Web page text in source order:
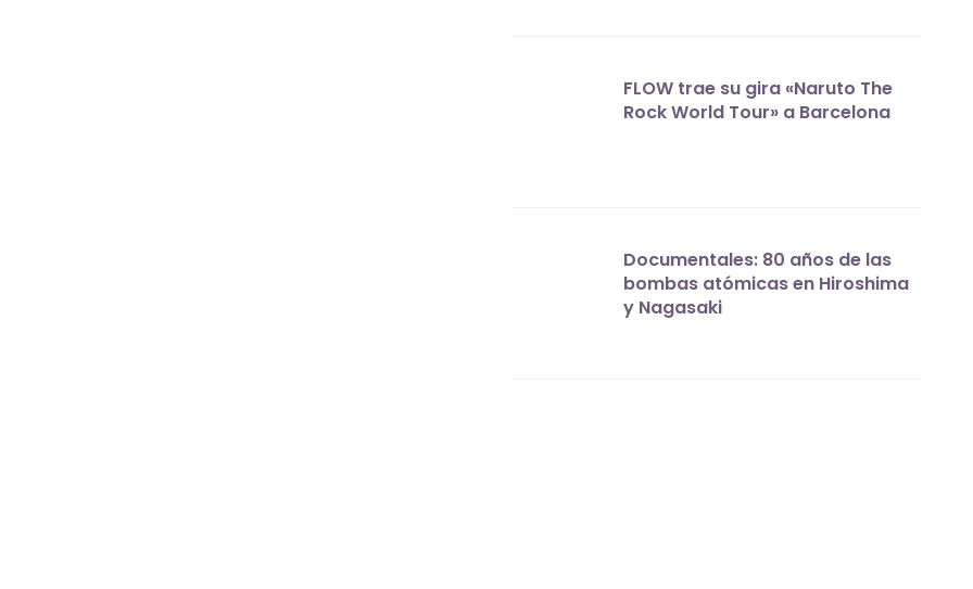
FLOW trae su gira «Naruto The
Rock World Tour» a Barcelona
Documentales: 80 años de las
bombas atómicas en Hiroshima
y Nagasaki